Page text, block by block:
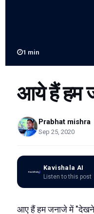
1 min
आये हैं हम
Prabhat mishra
Sep 25, 2020
Kavishala AI
Listen to this post
आए हैं हम जनाजे में "देखने